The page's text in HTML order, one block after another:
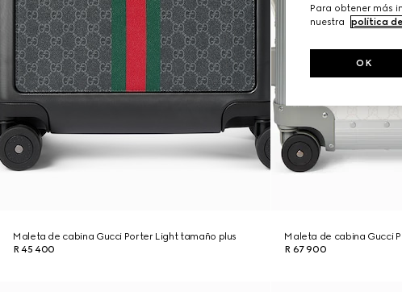
Maleta de cabina Gucci Porter Light tamaño plus
R 45 400
Maleta de cabina Gucci
R 67 900
Para obtener más
nuestra
política
OK